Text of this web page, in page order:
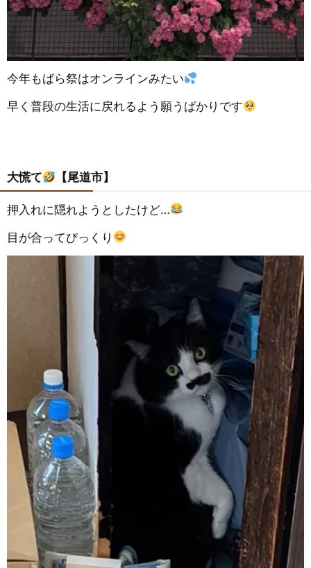
今年もばら祭はオンラインみたい
早く普段の生活に戻れるよう願うばかりです
大慌て 【尾道市】
押入れに隠れようとしたけど…
目が合ってびっくり